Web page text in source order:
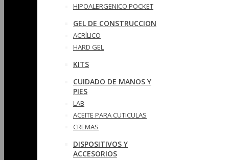
HIPOALERGENICO POCKET
GEL DE CONSTRUCCION
ACRÍLICO
HARD GEL
KITS
CUIDADO DE MANOS Y
PIES
LAB
ACEITE PARA CUTICULAS
CREMAS
DISPOSITIVOS Y
ACCESORIOS